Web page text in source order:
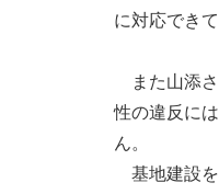
に対応でき
また山添さ
性の違反に
ん。
基地建設を